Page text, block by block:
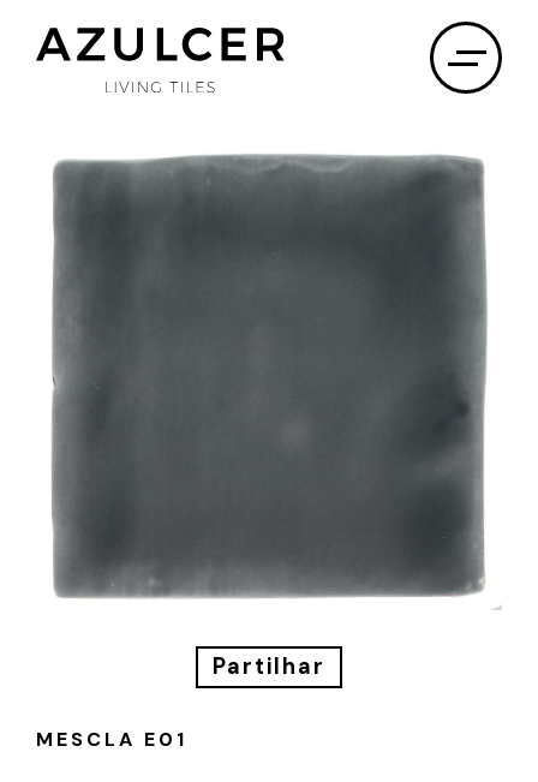
×
SOBRE NÓS
PROJETOS
DOWNLOADS
Subscreva
Partilhar
MESCLA E01